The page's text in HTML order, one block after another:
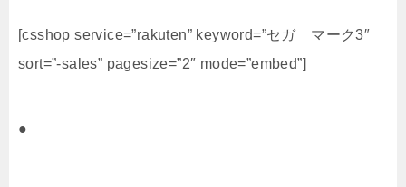
[csshop service=”rakuten” keyword=”セガ マーク3″
sort=”-sales” pagesize=”2″ mode=”embed”]
●